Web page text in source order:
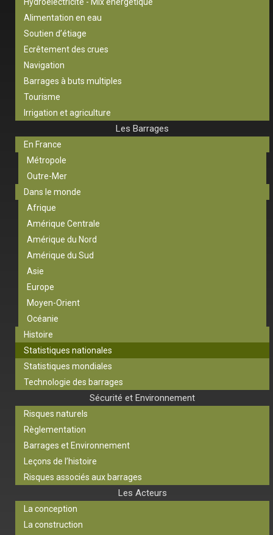
Hydroélectricité - Mix énergétique
Alimentation en eau
Soutien d’étiage
Ecrêtement des crues
Navigation
Barrages à buts multiples
Tourisme
Irrigation et agriculture
Les Barrages
En France
Métropole
Outre-Mer
Dans le monde
Afrique
Amérique Centrale
Amérique du Nord
Amérique du Sud
Asie
Europe
Moyen-Orient
Océanie
Histoire
Statistiques nationales
Statistiques mondiales
Technologie des barrages
Sécurité et Environnement
Risques naturels
Règlementation
Barrages et Environnement
Leçons de l’histoire
Risques associés aux barrages
Les Acteurs
La conception
La construction